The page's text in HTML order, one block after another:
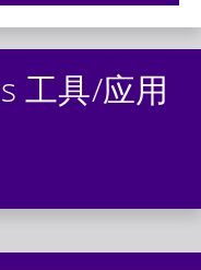
工具/应用